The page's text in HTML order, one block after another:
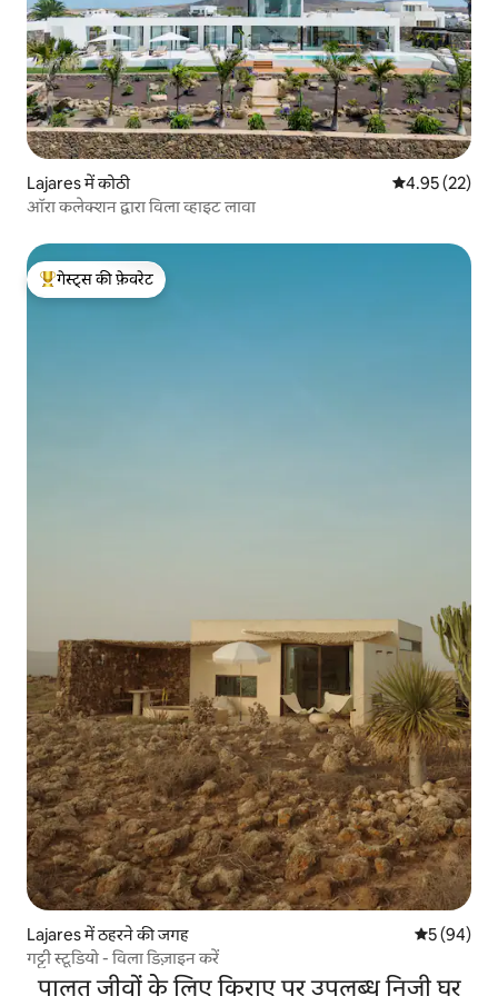
Lajares में कोठी औसत रेटिंग 5 में
4.95 (22)
ऑरा कलेक्शन द्वारा विला व्हाइट लावा
गेस्ट्स का टॉप फ़ेवरेट
गेस्ट्स की फ़ेवरेट
Lajares में ठहरने की जगह औसत रेटिंग
5 (94)
गट्टी स्टूडियो - विला डिज़ाइन करें
पालतू जीवों के लिए किराए पर उपलब्ध निजी घर